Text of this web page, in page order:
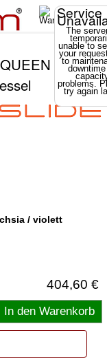
Service
The
unable to
your
to
problems.
try again
OF
/ violett
404,60 €